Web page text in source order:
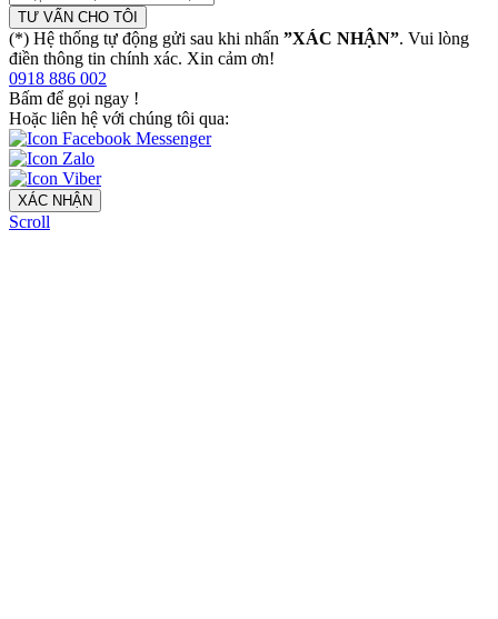
TƯ VẤN CHO TÔI
(*) Hệ thống tự động gửi sau khi nhấn ”XÁC NHẬN”. Vui lòng
điền thông tin chính xác. Xin cảm ơn!
0918 886 002
Bấm để gọi ngay !
Hoặc liên hệ với chúng tôi qua:
XÁC NHẬN
Scroll